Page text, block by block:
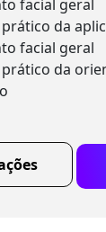
facial geral
da
facial geral
da